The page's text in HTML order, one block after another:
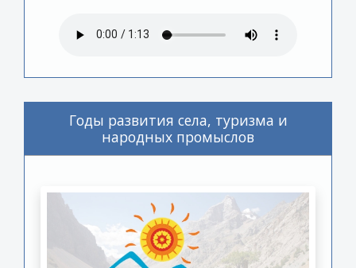
Годы развития села, туризма и
народных промыслов